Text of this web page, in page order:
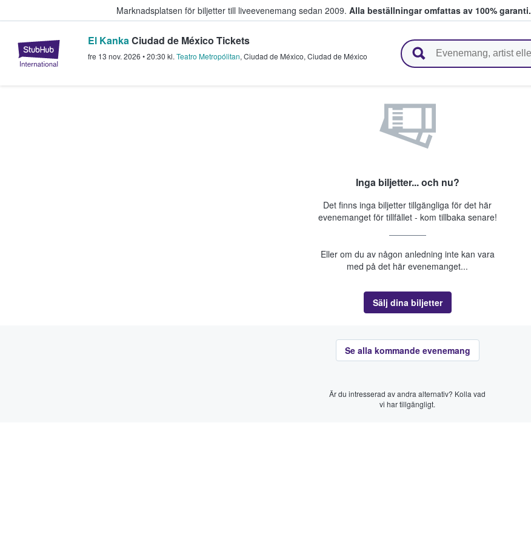
Marknadsplatsen för biljetter till liveevenemang sedan 2009. Alla beställningar omfattas av 100% garanti.
StubHub – där fans köper och säljer biljetter.
El KankaCiudad de México Tickets
fre 13 nov. 2026 •20:30 kl. Teatro Metropólitan, Ciudad de México, Ciudad de México
Inga biljetter... och nu?
Det finns inga biljetter tillgängliga för det här
evenemanget för tillfället - kom tillbaka senare!
Eller om du av någon anledning inte kan vara
med på det här evenemanget...
Sälj dina biljetter
Se alla kommande evenemang
Är du intresserad av andra alternativ? Kolla vad
vi har tillgängligt.